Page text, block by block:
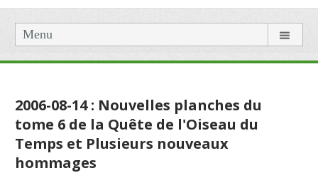
Menu
2006-08-14 : Nouvelles planches du
tome 6 de la Quête de l'Oiseau du
Temps et Plusieurs nouveaux
hommages